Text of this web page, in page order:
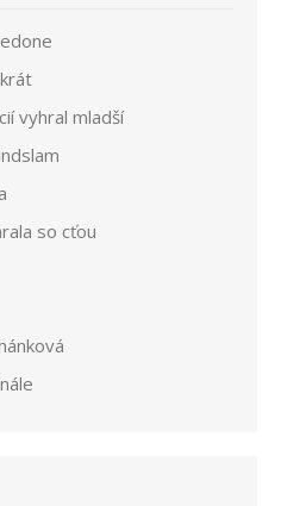
vyhral mladší
so cťou